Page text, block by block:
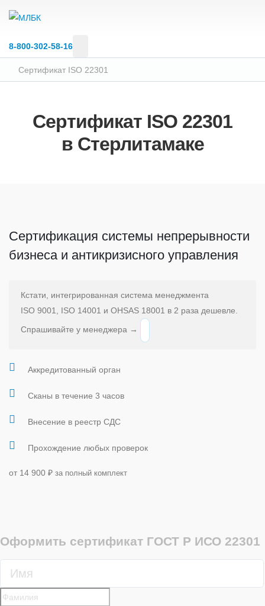
8‑800‑302‑58‑16
Сертификат ISO 22301
Сертификат ISO 22301
в Стерлитамаке
Сертификация системы непрерывности
бизнеса и антикризисного управления
Кстати, интегрированная система менеджмента
ISO 9001, ISO 14001 и OHSAS 18001 в 2 раза дешевле.
Спрашивайте у менеджера →
Аккредитованный орган
Сканы в течение 3 часов
Внесение в реестр СДС
Прохождение любых проверок
от 14 900 ₽ за полный комплект
Оформить сертификат ГОСТ Р ИСО 22301